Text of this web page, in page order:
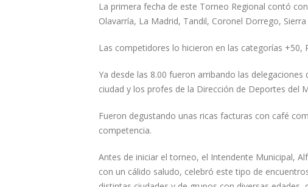
La primera fecha de este Torneo Regional contó
Olavarría, La Madrid, Tandil, Coronel Dorrego,
Las competidores lo hicieron en las categorías
Ya desde las 8.00 fueron arribando las
ciudad y los profes de la Dirección de Deportes del
Fueron degustando unas ricas facturas con café
competencia.
Antes de iniciar el torneo, el Intendente Municipal,
con un cálido saludo, celebró este tipo de